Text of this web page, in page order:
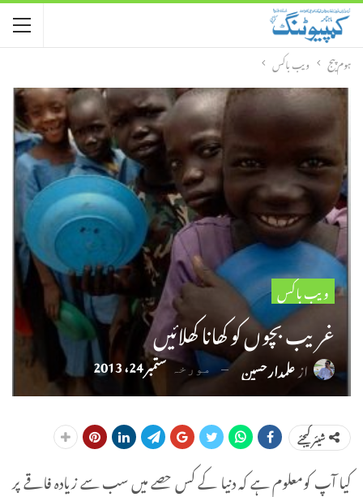
ہوم پیج ویب باکس
ویب باکس
غریب بچوں کو کھانا کھلائیں
ازعلمدار حسین مورخہ ستمبر 24، 2013
شیئر کیجئے
کیا آپ کومعلوم ہے کہ دنیا کے کس حصے میں سب سے زیادہ فاقے پر